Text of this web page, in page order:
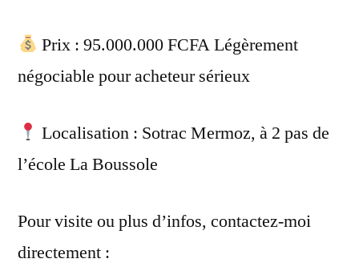
Prix : 95.000.000 FCFA Légèrement
négociable pour acheteur sérieux
Localisation : Sotrac Mermoz, à 2 pas de
l’école La Boussole
Pour visite ou plus d’infos, contactez-moi
directement :